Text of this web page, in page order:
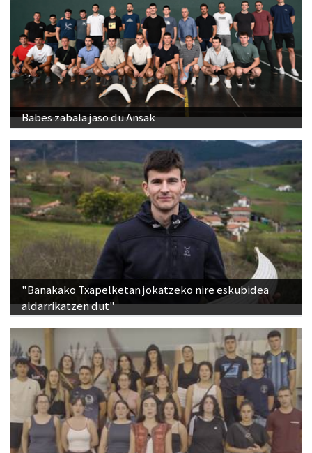
Babes zabala jaso du Ansak
"Banakako Txapelketan jokatzeko nire eskubidea
aldarrikatzen dut"